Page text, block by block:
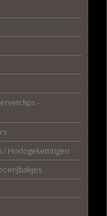
-
/ Horlogekettingen